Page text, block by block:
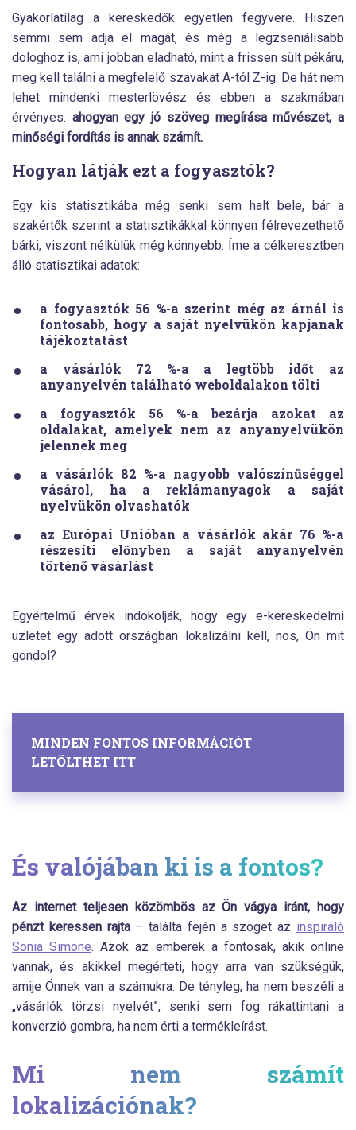
Gyakorlatilag a kereskedők egyetlen fegyvere. Hiszen
semmi sem adja el magát, és még a legzseniálisabb
dologhoz is, ami jobban eladható, mint a frissen sült pékáru,
meg kell találni a megfelelő szavakat A-tól Z-ig. De hát nem
lehet mindenki mesterlövész és ebben a szakmában
érvényes: ahogyan egy jó szöveg megírása művészet, a
minőségi fordítás is annak számít.
Hogyan látják ezt a fogyasztók?
Egy kis statisztikába még senki sem halt bele, bár a
szakértők szerint a statisztikákkal könnyen félrevezethető
bárki, viszont nélkülük még könnyebb. Íme a célkeresztben
álló statisztikai adatok:
a fogyasztók 56 %-a szerint még az árnál is
fontosabb, hogy a saját nyelvükön kapjanak
tájékoztatást
a vásárlók 72 %-a a legtöbb időt az
anyanyelvén található weboldalakon tölti
a fogyasztók 56 %-a bezárja azokat az
oldalakat, amelyek nem az anyanyelvükön
jelennek meg
a vásárlók 82 %-a nagyobb valószínűséggel
vásárol, ha a reklámanyagok a saját
nyelvükön olvashatók
az Európai Unióban a vásárlók akár 76 %-a
részesíti előnyben a saját anyanyelvén
történő vásárlást
Egyértelmű érvek indokolják, hogy egy e-kereskedelmi
üzletet egy adott országban lokalizálni kell, nos, Ön mit
gondol?
MINDEN FONTOS INFORMÁCIÓT
LETÖLTHET ITT
És valójában ki is a fontos?
Az internet teljesen közömbös az Ön vágya iránt, hogy
pénzt keressen rajta– találta fején a szöget az inspiráló
Sonia Simone. Azok az emberek a fontosak, akik online
vannak, és akikkel megérteti, hogy arra van szükségük,
amije Önnek van a számukra. De tényleg, ha nem beszéli a
„vásárlók törzsi nyelvét”, senki sem fog rákattintani a
konverzió gombra, ha nem érti a termékleírást.
Mi nem számít
lokalizációnak?